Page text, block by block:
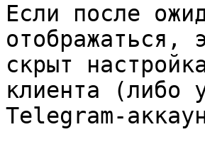
Если после
отображаться,
скрыт
клиента (либо
Telegram-